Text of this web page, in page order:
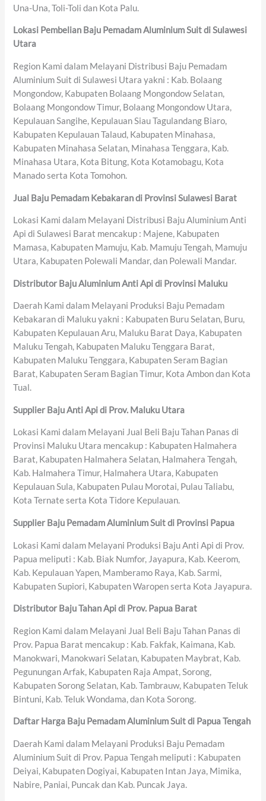
Una-Una, Toli-Toli dan Kota Palu.
Lokasi Pembelian Baju Pemadam Aluminium Suit di Sulawesi
Utara
Region Kami dalam Melayani Distribusi Baju Pemadam
Aluminium Suit di Sulawesi Utara yakni : Kab. Bolaang
Mongondow, Kabupaten Bolaang Mongondow Selatan,
Bolaang Mongondow Timur, Bolaang Mongondow Utara,
Kepulauan Sangihe, Kepulauan Siau Tagulandang Biaro,
Kabupaten Kepulauan Talaud, Kabupaten Minahasa,
Kabupaten Minahasa Selatan, Minahasa Tenggara, Kab.
Minahasa Utara, Kota Bitung, Kota Kotamobagu, Kota
Manado serta Kota Tomohon.
Jual Baju Pemadam Kebakaran di Provinsi Sulawesi Barat
Lokasi Kami dalam Melayani Distribusi Baju Aluminium Anti
Api di Sulawesi Barat mencakup : Majene, Kabupaten
Mamasa, Kabupaten Mamuju, Kab. Mamuju Tengah, Mamuju
Utara, Kabupaten Polewali Mandar, dan Polewali Mandar.
Distributor Baju Aluminium Anti Api di Provinsi Maluku
Daerah Kami dalam Melayani Produksi Baju Pemadam
Kebakaran di Maluku yakni : Kabupaten Buru Selatan, Buru,
Kabupaten Kepulauan Aru, Maluku Barat Daya, Kabupaten
Maluku Tengah, Kabupaten Maluku Tenggara Barat,
Kabupaten Maluku Tenggara, Kabupaten Seram Bagian
Barat, Kabupaten Seram Bagian Timur, Kota Ambon dan Kota
Tual.
Supplier Baju Anti Api di Prov. Maluku Utara
Lokasi Kami dalam Melayani Jual Beli Baju Tahan Panas di
Provinsi Maluku Utara mencakup : Kabupaten Halmahera
Barat, Kabupaten Halmahera Selatan, Halmahera Tengah,
Kab. Halmahera Timur, Halmahera Utara, Kabupaten
Kepulauan Sula, Kabupaten Pulau Morotai, Pulau Taliabu,
Kota Ternate serta Kota Tidore Kepulauan.
Supplier Baju Pemadam Aluminium Suit di Provinsi Papua
Lokasi Kami dalam Melayani Produksi Baju Anti Api di Prov.
Papua meliputi : Kab. Biak Numfor, Jayapura, Kab. Keerom,
Kab. Kepulauan Yapen, Mamberamo Raya, Kab. Sarmi,
Kabupaten Supiori, Kabupaten Waropen serta Kota Jayapura.
Distributor Baju Tahan Api di Prov. Papua Barat
Region Kami dalam Melayani Jual Beli Baju Tahan Panas di
Prov. Papua Barat mencakup : Kab. Fakfak, Kaimana, Kab.
Manokwari, Manokwari Selatan, Kabupaten Maybrat, Kab.
Pegunungan Arfak, Kabupaten Raja Ampat, Sorong,
Kabupaten Sorong Selatan, Kab. Tambrauw, Kabupaten Teluk
Bintuni, Kab. Teluk Wondama, dan Kota Sorong.
Daftar Harga Baju Pemadam Aluminium Suit di Papua Tengah
Daerah Kami dalam Melayani Produksi Baju Pemadam
Aluminium Suit di Prov. Papua Tengah meliputi : Kabupaten
Deiyai, Kabupaten Dogiyai, Kabupaten Intan Jaya, Mimika,
Nabire, Paniai, Puncak dan Kab. Puncak Jaya.